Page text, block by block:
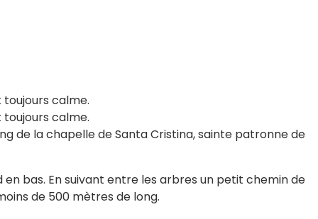
calme.
calme.
de la chapelle de Santa Cristina, sainte patronne de
bas. En suivant entre les arbres un petit chemin de
de 500 mètres de long.